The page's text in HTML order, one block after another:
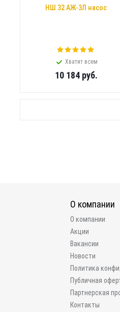
НШ 32 АЖ-3Л насос
Хватит всем
10 184руб.
О компании
О компании
Акции
Вакансии
Новости
Политика
Публичная
Партнерская
Контакты